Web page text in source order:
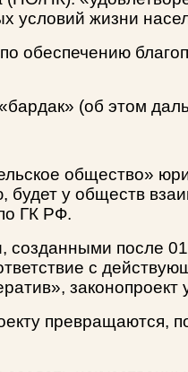
условий жизни
обеспечению
(об этом
общество»
у обществ
ГК РФ.
созданными после
с
законопроект
превращаются,